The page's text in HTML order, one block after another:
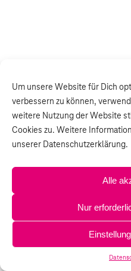
Um unsere Website für Dich
verbessern zu können,
weitere Nutzung der Website
Cookies zu. Weitere
unserer Datenschutzerklärung.
Alle
Nur
Impressum
Datenschutz
AGB